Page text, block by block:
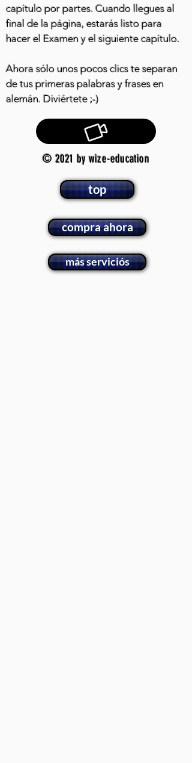
capítulo por partes. Cuando llegues al
final de la página, estarás listo para
hacer el Examen y el siguiente capítulo.
Ahora sólo unos pocos clics te separan
de tus primeras palabras y frases en
alemán. Diviértete ;-)
© 2021 by wize-education
top
compra ahora
más serviciós